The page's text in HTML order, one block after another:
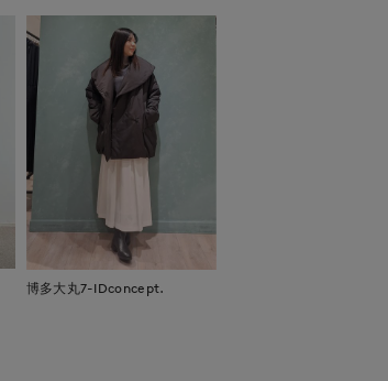
博多大丸7-IDconcept.